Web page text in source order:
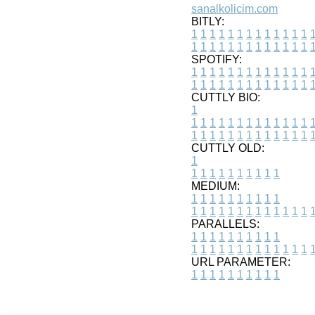
sanalkolicim.com
BITLY:
1 1 1 1 1 1 1 1 1 1 1 1 1 1
1 1 1 1 1 1 1 1 1 1 1 1 1 1
SPOTIFY:
1 1 1 1 1 1 1 1 1 1 1 1 1 1
1 1 1 1 1 1 1 1 1 1 1 1 1 1
CUTTLY BIO:
1
1 1 1 1 1 1 1 1 1 1 1 1 1 1
1 1 1 1 1 1 1 1 1 1 1 1 1 1
CUTTLY OLD:
1
1 1 1 1 1 1 1 1 1 1
MEDIUM:
1 1 1 1 1 1 1 1 1 1
1 1 1 1 1 1 1 1 1 1 1 1 1 1
PARALLELS:
1 1 1 1 1 1 1 1 1 1
1 1 1 1 1 1 1 1 1 1 1 1 1 1
URL PARAMETER:
1 1 1 1 1 1 1 1 1 1